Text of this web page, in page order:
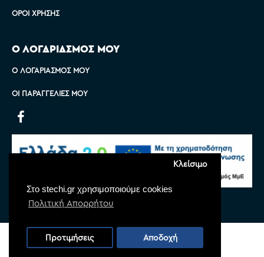
Στο stechi.gr χρησιμοποιούμε cookies
Πολιτική Απορρήτου
Κλείσιμο
Προτιμήσεις Αποδοχή
ΌΡΟΙ ΧΡΉΣΗΣ
Ο ΛΟΓΑΡΙΑΣΜΟΣ ΜΟΥ
Ο ΛΟΓΑΡΙΑΣΜΌΣ ΜΟΥ
ΟΙ ΠΑΡΑΓΓΕΛΊΕΣ ΜΟΥ
Copyright © 2022 Stechi, All Rights Reserved
Powered by
Monoware Web